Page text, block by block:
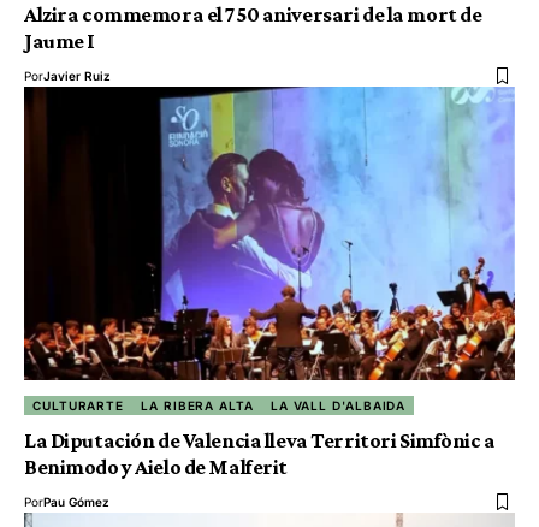
Alzira commemora el 750 aniversari de la mort de
Jaume I
PorJavier Ruiz
CULTURARTE LA RIBERA ALTA LA VALL D'ALBAIDA
La Diputación de Valencia lleva Territori Simfònic a
Benimodo y Aielo de Malferit
PorPau Gómez